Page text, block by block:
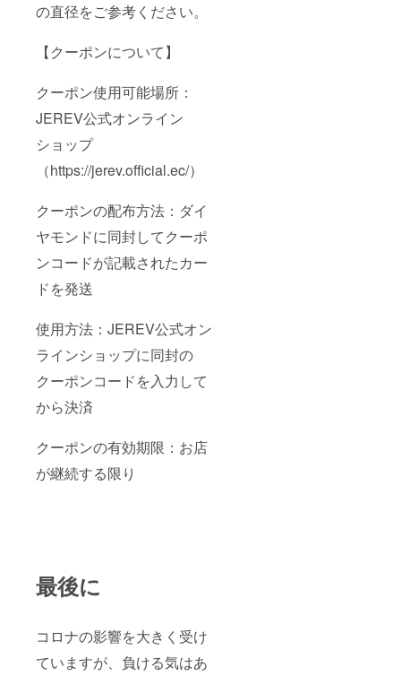
の直径をご参考ください。
【クーポンについて】
クーポン使用可能場所：
JEREV公式オンライン
ショップ
（https://jerev.official.ec/）
クーポンの配布方法：ダイ
ヤモンドに同封してクーポ
ンコードが記載されたカー
ドを発送
使用方法：JEREV公式オン
ラインショップに同封の
クーポンコードを入力して
から決済
クーポンの有効期限：お店
が継続する限り
最後に
コロナの影響を大きく受け
ていますが、負ける気はあ